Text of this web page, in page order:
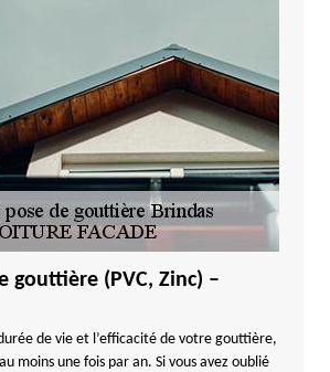
gouttière (PVC, Zinc) –
de vie et l’efficacité de votre gouttière,
moins une fois par an. Si vous avez oublié